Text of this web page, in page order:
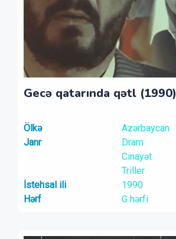
Gecə qatarında qətl (1990)
Ölkə
Azərbaycan
Janr
Dram
Cinayət
Triller
İstehsal ili
1990
Hərf
G hərfi